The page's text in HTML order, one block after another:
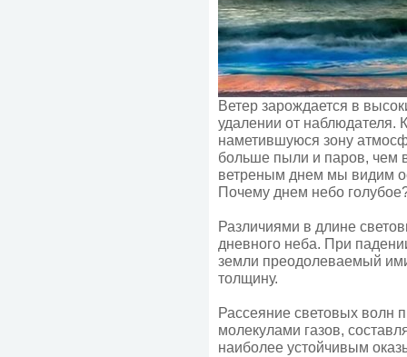
Ветер зарождается в
удалении от наблюдателя.
наметившуюся зону
больше пыли и паров, чем
ветреным днем мы видим
Почему днем небо
Различиями в длине
дневного неба. При
земли преодолеваемый
толщину.
Рассеяние световых волн
молекулами газов,
наиболее устойчивым